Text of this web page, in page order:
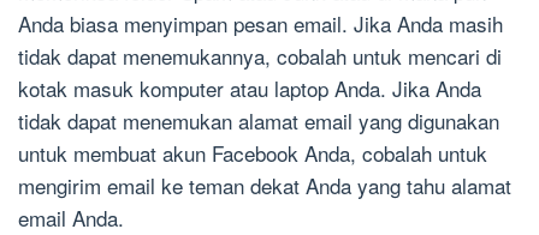
Anda biasa menyimpan pesan email. Jika Anda masih
tidak dapat menemukannya, cobalah untuk mencari di
kotak masuk komputer atau laptop Anda. Jika Anda
tidak dapat menemukan alamat email yang digunakan
untuk membuat akun Facebook Anda, cobalah untuk
mengirim email ke teman dekat Anda yang tahu alamat
email Anda.